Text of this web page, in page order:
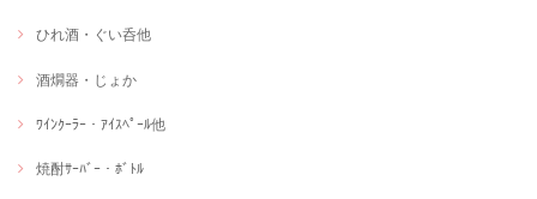
ひれ酒・ぐい呑他
酒燗器・じょか
ﾜｲﾝｸｰﾗｰ・ｱｲｽﾍﾟｰﾙ他
焼酎ｻｰﾊﾞｰ・ﾎﾞﾄﾙ